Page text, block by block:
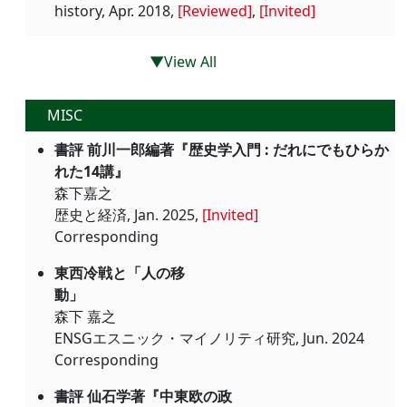
history, Apr. 2018, [Reviewed], [Invited]
▼View All
MISC
書評 前川一郎編著『歴史学入門 : だれにでもひらか
れた14講』
森下嘉之
歴史と経済, Jan. 2025, [Invited]
Corresponding
東西冷戦と「人の移
動」
森下 嘉之
ENSGエスニック・マイノリティ研究, Jun. 2024
Corresponding
書評 仙石学著『中東欧の政